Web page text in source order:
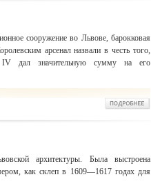
сооружение во Львове, барокковая
арсенал назвали в честь того,
IV дал значительную сумму на его
архитектуры. Была выстроена
как склеп в 1609—1617 годах для